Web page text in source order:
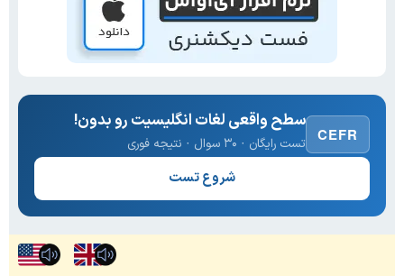
CEFR
سطح واقعی لغات انگلیسیت رو بدون!
تست رایگان · ۳۰ سوال · نتیجه فوری
شروع تست